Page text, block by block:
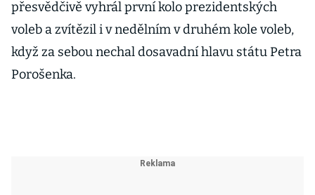
přesvědčivě vyhrál první kolo prezidentských
voleb a zvítězil i v nedělním v druhém kole voleb,
když za sebou nechal dosavadní hlavu státu Petra
Porošenka.